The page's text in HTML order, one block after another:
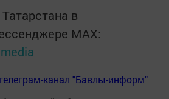
в
MАХ:
канал "Бавлы-информ"